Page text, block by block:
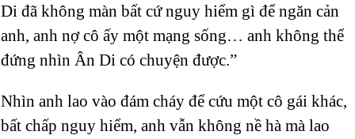
Di đã không màn bất cứ nguy hiểm gì để ngăn cản
anh, anh nợ cô ấy một mạng sống… anh không thể
đứng nhìn Ân Di có chuyện được.”
Nhìn anh lao vào đám cháy để cứu một cô gái khác,
bất chấp nguy hiểm, anh vẫn không nề hà mà lao